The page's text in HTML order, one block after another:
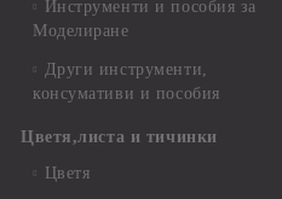
Инструменти и пособия за
Моделиране
Други инструменти,
консумативи и пособия
Цветя,листа и тичинки
Цветя